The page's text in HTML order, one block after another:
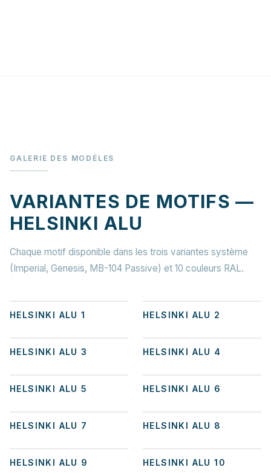
GALERIE DES MODÈLES
VARIANTES DE MOTIFS —
HELSINKI ALU
Chaque motif disponible dans les trois variantes système
(Imperial, Genesis, MB-104 Passive) et 10 couleurs RAL.
HELSINKI ALU 1 HELSINKI ALU 2
HELSINKI ALU 3 HELSINKI ALU 4
HELSINKI ALU 5 HELSINKI ALU 6
HELSINKI ALU 7 HELSINKI ALU 8
HELSINKI ALU 9 HELSINKI ALU 10